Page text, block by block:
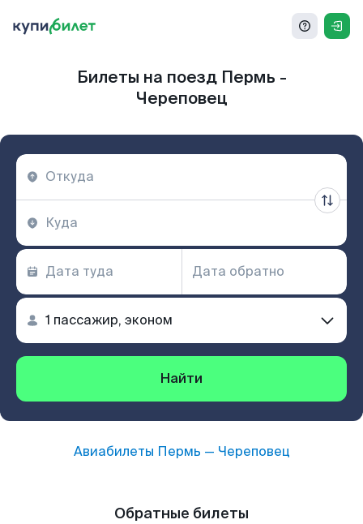
Билеты на поезд Пермь -
Череповец
Найти
Авиабилеты Пермь — Череповец
Обратные билеты